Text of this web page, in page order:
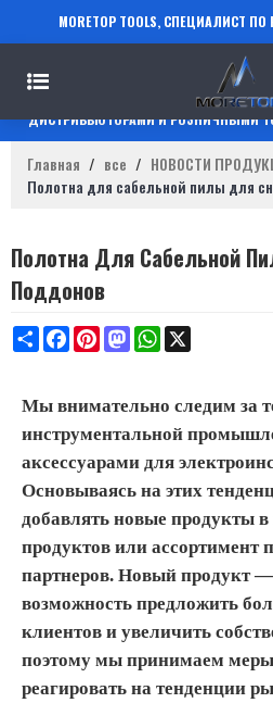
MORETOP TOOLS, СПЕЦИАЛИСТ ПО
СВЕРЛЕНИЮ, СОТРУДНИЧАЕТ С
AMAZON, РЕГИОНАЛЬНЫМИ
ДИСТРИБЬЮТОРАМИ И РОЗНИЧНЫМИ
Главная / все / НОВОСТИ
Полотна для сабельной пилы для
Полотна Для Сабельной
Поддонов
ShareFacebook
PinterestMastodonWhatsApp
Мы внимательно следим за
инструментальной
аксессуарами для
Основываясь на этих
добавлять новые продукты
продуктов или ассортимент
партнеров. Новый продукт —
возможность предложить
клиентов и увеличить
поэтому мы принимаем
реагировать на тенденции